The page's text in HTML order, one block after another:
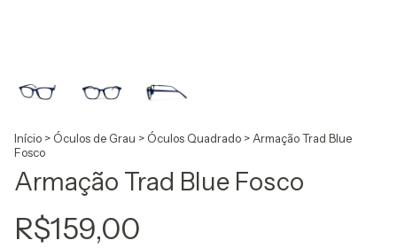
Início > Óculos de Grau > Óculos Quadrado > Armação Trad Blue
Fosco
Armação Trad Blue Fosco
R$159,00